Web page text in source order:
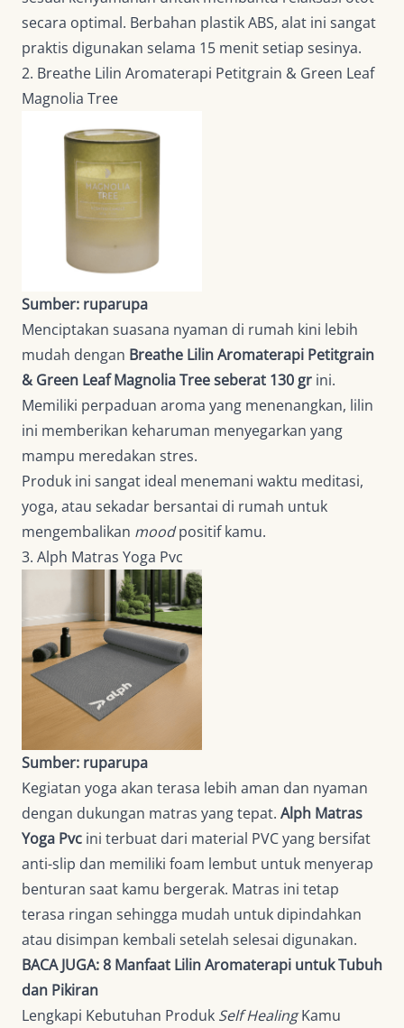
secara optimal. Berbahan plastik ABS, alat ini sangat
praktis digunakan selama 15 menit setiap sesinya.
2. Breathe Lilin Aromaterapi Petitgrain & Green Leaf
Magnolia Tree
Sumber: ruparupa
Menciptakan suasana nyaman di rumah kini lebih
mudah dengan Breathe Lilin Aromaterapi Petitgrain
& Green Leaf Magnolia Tree seberat 130 gr ini.
Memiliki perpaduan aroma yang menenangkan, lilin
ini memberikan keharuman menyegarkan yang
mampu meredakan stres.
Produk ini sangat ideal menemani waktu meditasi,
yoga, atau sekadar bersantai di rumah untuk
mengembalikan moodpositif kamu.
3. Alph Matras Yoga Pvc
Sumber: ruparupa
Kegiatan yoga akan terasa lebih aman dan nyaman
dengan dukungan matras yang tepat. Alph Matras
Yoga Pvc ini terbuat dari material PVC yang bersifat
anti-slip dan memiliki foam lembut untuk menyerap
benturan saat kamu bergerak. Matras ini tetap
terasa ringan sehingga mudah untuk dipindahkan
atau disimpan kembali setelah selesai digunakan.
BACA JUGA:8 Manfaat Lilin Aromaterapi untuk Tubuh
dan Pikiran
Lengkapi Kebutuhan Produk Self HealingKamu